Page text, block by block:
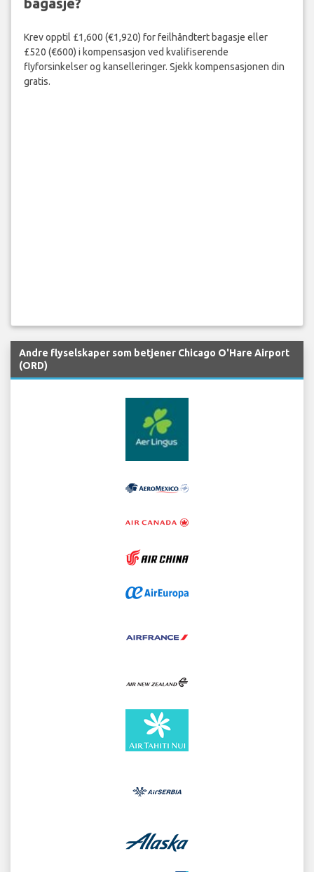
Krev opptil £1,600 (€1,920) for feilhåndtert bagasje eller
£520 (€600) i kompensasjon ved kvalifiserende
flyforsinkelser og kanselleringer. Sjekk kompensasjonen din
gratis.
Andre flyselskaper som betjener Chicago O'Hare Airport
(ORD)